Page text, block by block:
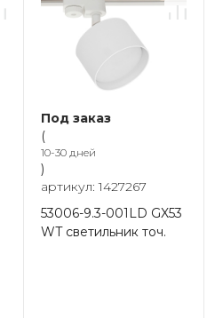
Под заказ
(
10-30 дней
)
артикул: 1427267
53006-9.3-001LD GX53
WT светильник точ.